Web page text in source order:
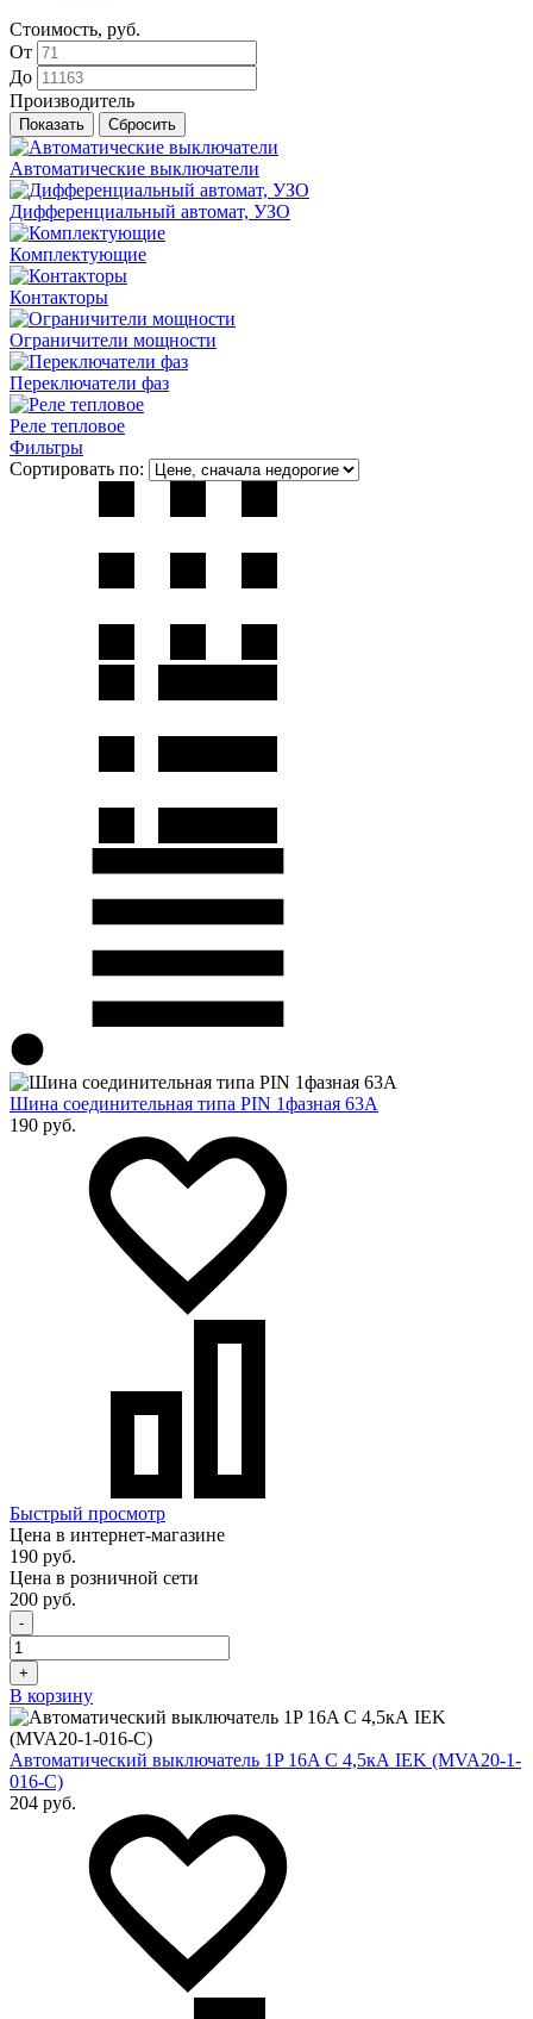
Стоимость, руб.
От
До
Производитель
Автоматические выключатели
Дифференциальный автомат, УЗО
Комплектующие
Контакторы
Ограничители мощности
Переключатели фаз
Реле тепловое
Фильтры
Сортировать по:
Шина соединительная типа PIN 1фазная 63А
190 руб.
Быстрый просмотр
Цена в интернет-магазине
190 руб.
Цена в розничной сети
200 руб.
-
+
В корзину
Автоматический выключатель 1P 16A C 4,5кА IEK (MVA20-1-
016-C)
204 руб.